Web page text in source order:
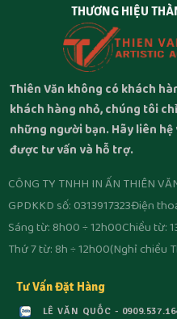
THƯƠNG HIỆU
Thiên Văn không có khách
khách hàng nhỏ, chúng tôi
những người bạn. Hãy liên hệ
được tư vấn và hỗ trợ.
CÔNG TY TNHH IN ẤN THIÊN
GPDKKD số: 0313917323Điện
Sáng từ: 8h00 ÷ 12h00Chiều từ:
Thứ 7 từ: 8h ÷ 12h00(Nghỉ chiều
Tư Vấn Đặt Hàng
LÊ VĂN QUỐC -